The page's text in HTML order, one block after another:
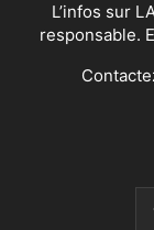
L’infos sur
responsable.